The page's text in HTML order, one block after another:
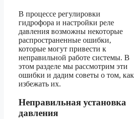
В процессе регулировки
гидрофора и настройки реле
давления возможны некоторые
распространенные ошибки,
которые могут привести к
неправильной работе системы. В
этом разделе мы рассмотрим эти
ошибки и дадим советы о том, как
избежать их.
Неправильная установка
давления